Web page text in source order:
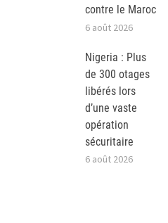
contre le Maroc
6 août 2026
Nigeria : Plus
de 300 otages
libérés lors
d’une vaste
opération
sécuritaire
6 août 2026